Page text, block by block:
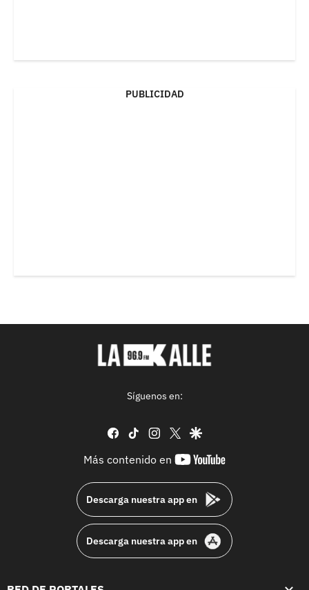
PUBLICIDAD
Síguenos en:
facebook
tiktok instagram
twittergoogle
Más contenido en
youtube-
Descarga nuestra app en
Descarga nuestra app en